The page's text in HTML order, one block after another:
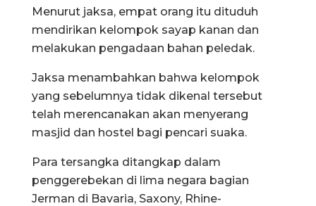
Menurut jaksa, empat orang itu dituduh
mendirikan kelompok sayap kanan dan
melakukan pengadaan bahan peledak.
Jaksa menambahkan bahwa kelompok
yang sebelumnya tidak dikenal tersebut
telah merencanakan akan menyerang
masjid dan hostel bagi pencari suaka.
Para tersangka ditangkap dalam
penggerebekan di lima negara bagian
Jerman di Bavaria, Saxony, Rhine-